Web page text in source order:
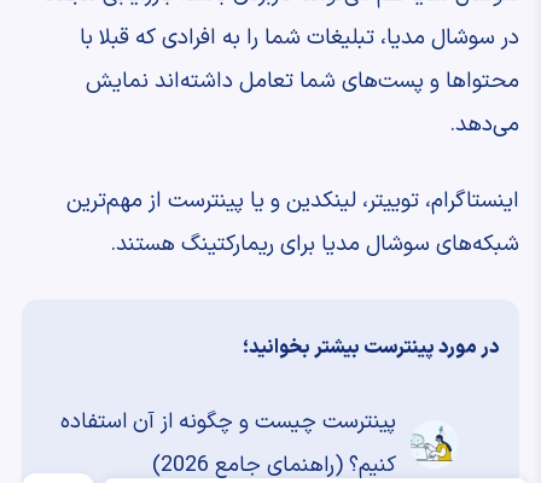
در سوشال مدیا، تبلیغات شما را به افرادی که قبلا با
محتواها و پست‌های شما تعامل داشته‌اند نمایش
می‌دهد.
اینستاگرام، توییتر، لینکدین و یا پینترست از مهم‌ترین
شبکه‌های سوشال مدیا برای ریمارکتینگ هستند.
در مورد پینترست بیشتر بخوانید؛
پینترست چیست و چگونه از آن استفاده
کنیم؟ (راهنمای جامع 2026)